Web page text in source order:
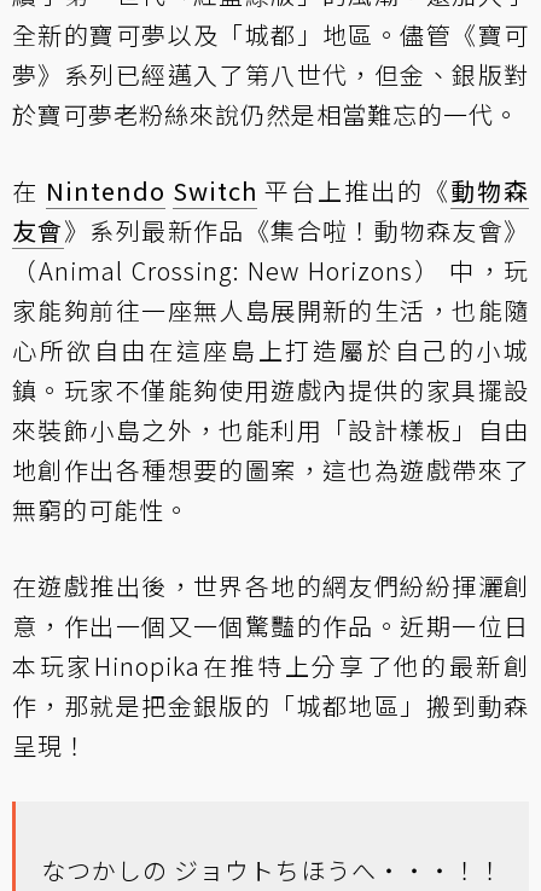
全新的寶可夢以及「城都」地區。儘管《寶可
夢》系列已經邁入了第八世代，但金、銀版對
於寶可夢老粉絲來說仍然是相當難忘的一代。
在 Nintendo Switch 平台上推出的《動物森
友會》系列最新作品《集合啦！動物森友會》
（Animal Crossing: New Horizons） 中，玩
家能夠前往一座無人島展開新的生活，也能隨
心所欲自由在這座島上打造屬於自己的小城
鎮。玩家不僅能夠使用遊戲內提供的家具擺設
來裝飾小島之外，也能利用「設計樣板」自由
地創作出各種想要的圖案，這也為遊戲帶來了
無窮的可能性。
在遊戲推出後，世界各地的網友們紛紛揮灑創
意，作出一個又一個驚豔的作品。近期一位日
本玩家Hinopika在推特上分享了他的最新創
作，那就是把金銀版的「城都地區」搬到動森
呈現！
なつかしの ジョウトちほうへ・・・！！